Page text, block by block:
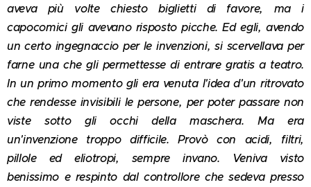
aveva più volte chiesto biglietti di favore, ma i
capocomici gli avevano risposto picche. Ed egli, avendo
un certo ingegnaccio per le invenzioni, si scervellava per
farne una che gli permettesse di entrare gratis a teatro.
In un primo momento gli era venuta l'idea d'un ritrovato
che rendesse invisibili le persone, per poter passare non
viste sotto gli occhi della maschera. Ma era
un'invenzione troppo difficile. Provò con acidi, filtri,
pillole ed eliotropi, sempre invano. Veniva visto
benissimo e respinto dal controllore che sedeva presso